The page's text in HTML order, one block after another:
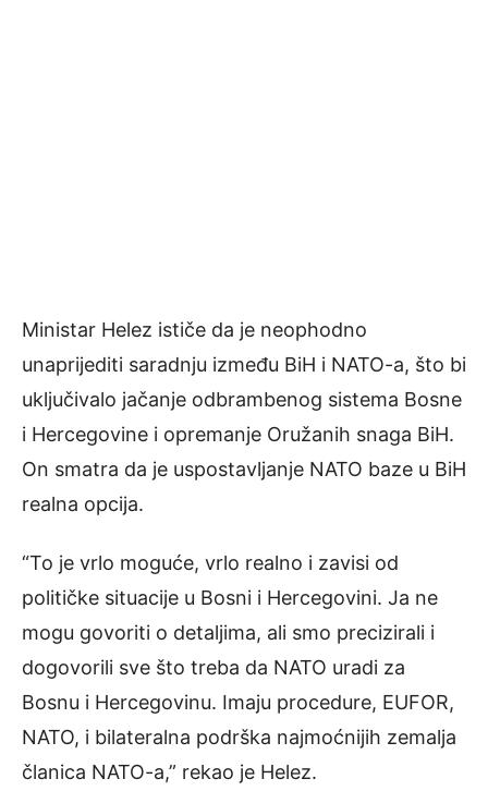
Ministar Helez ističe da je neophodno
unaprijediti saradnju između BiH i NATO-a, što bi
uključivalo jačanje odbrambenog sistema Bosne
i Hercegovine i opremanje Oružanih snaga BiH.
On smatra da je uspostavljanje NATO baze u BiH
realna opcija.
“To je vrlo moguće, vrlo realno i zavisi od
političke situacije u Bosni i Hercegovini. Ja ne
mogu govoriti o detaljima, ali smo precizirali i
dogovorili sve što treba da NATO uradi za
Bosnu i Hercegovinu. Imaju procedure, EUFOR,
NATO, i bilateralna podrška najmoćnijih zemalja
članica NATO-a,” rekao je Helez.